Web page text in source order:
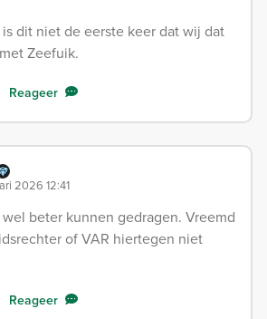
dit niet de eerste keer dat wij dat
Zeefuik.
Reageer
2026 12:41
beter kunnen gedragen. Vreemd
of VAR hiertegen niet
Reageer